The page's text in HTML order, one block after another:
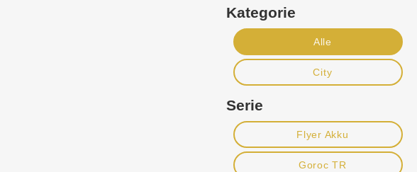
Kategorie
Alle
City
Serie
Flyer Akku
Goroc TR